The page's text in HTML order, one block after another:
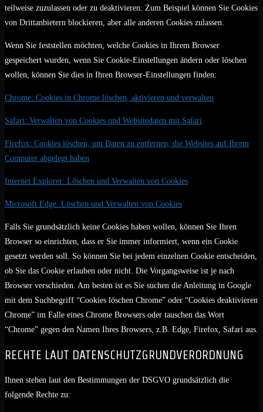
teilweise zuzulassen oder zu deaktivieren. Zum Beispiel können Sie Cookies
von Drittanbietern blockieren, aber alle anderen Cookies zulassen.
Wenn Sie feststellen möchten, welche Cookies in Ihrem Browser
gespeichert wurden, wenn Sie Cookie-Einstellungen ändern oder löschen
wollen, können Sie dies in Ihren Browser-Einstellungen finden:
Chrome: Cookies in Chrome löschen, aktivieren und verwalten
Safari: Verwalten von Cookies und Websitedaten mit Safari
Firefox: Cookies löschen, um Daten zu entfernen, die Websites auf Ihrem
Computer abgelegt haben
Internet Explorer: Löschen und Verwalten von Cookies
Microsoft Edge: Löschen und Verwalten von Cookies
Falls Sie grundsätzlich keine Cookies haben wollen, können Sie Ihren
Browser so einrichten, dass er Sie immer informiert, wenn ein Cookie
gesetzt werden soll. So können Sie bei jedem einzelnen Cookie entscheiden,
ob Sie das Cookie erlauben oder nicht. Die Vorgangsweise ist je nach
Browser verschieden. Am besten ist es Sie suchen die Anleitung in Google
mit dem Suchbegriff “Cookies löschen Chrome” oder “Cookies deaktivieren
Chrome” im Falle eines Chrome Browsers oder tauschen das Wort
“Chrome” gegen den Namen Ihres Browsers, z.B. Edge, Firefox, Safari aus.
RECHTE LAUT DATENSCHUTZGRUNDVERORDNUNG
Ihnen stehen laut den Bestimmungen der DSGVO grundsätzlich die
folgende Rechte zu: